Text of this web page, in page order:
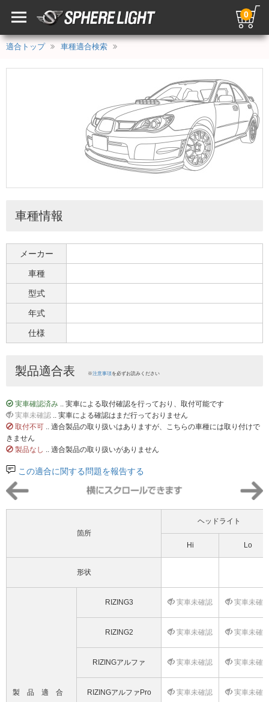
0
適合トップ 車種適合検索
車種情報
メーカー
車種
型式
年式
仕様
製品適合表 ※注意事項を必ずお読みください
実車確認済み .. 実車による取付確認を行っており、取付可能です
実車未確認 .. 実車による確認はまだ行っておりません
取付不可 .. 適合製品の取り扱いはありますが、こちらの車種には取り付けで
きません
製品なし .. 適合製品の取り扱いがありません
この適合に関する問題を報告する
箇所
ヘッドライト
Hi Lo
形状
製品適合
RIZING3 実車未確認 実車未確
RIZING2 実車未確認 実車未確
RIZINGアルファ 実車未確認 実車未確
RIZINGアルファPro 実車未確認 実車未確